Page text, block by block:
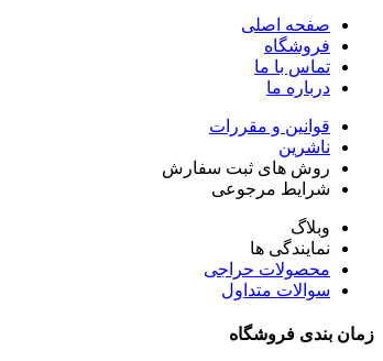
صفحه اصلی
فروشگاه
تماس با ما
درباره ما
قوانین و مقررات
ناشرین
روش های ثبت سفارش
شرایط مرجوعی
وبلاگ
نمایندگی ها
محصولات حراجی
سوالات متداول
زمان بندی فروشگاه